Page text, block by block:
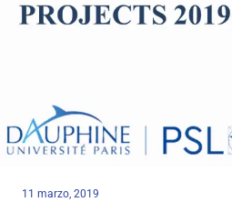
11 marzo, 2019